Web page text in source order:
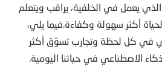
يعمل في الخلفية، يراقب ويتعلم
أكثر سهولة وكفاءة.فيما يلي،
في كل لحظة وتجارب تسوّق أكثر
الاصطناعي في حياتنا اليومية.